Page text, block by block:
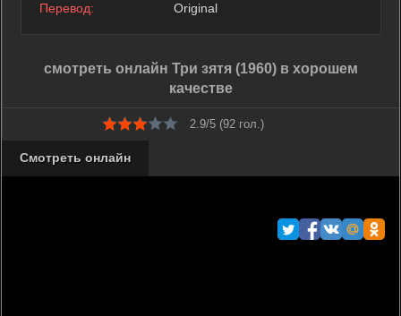
Перевод: Original
смотреть онлайн Три зятя (1960) в хорошем
качестве
2.9/5 (92 гол.)
Смотреть онлайн